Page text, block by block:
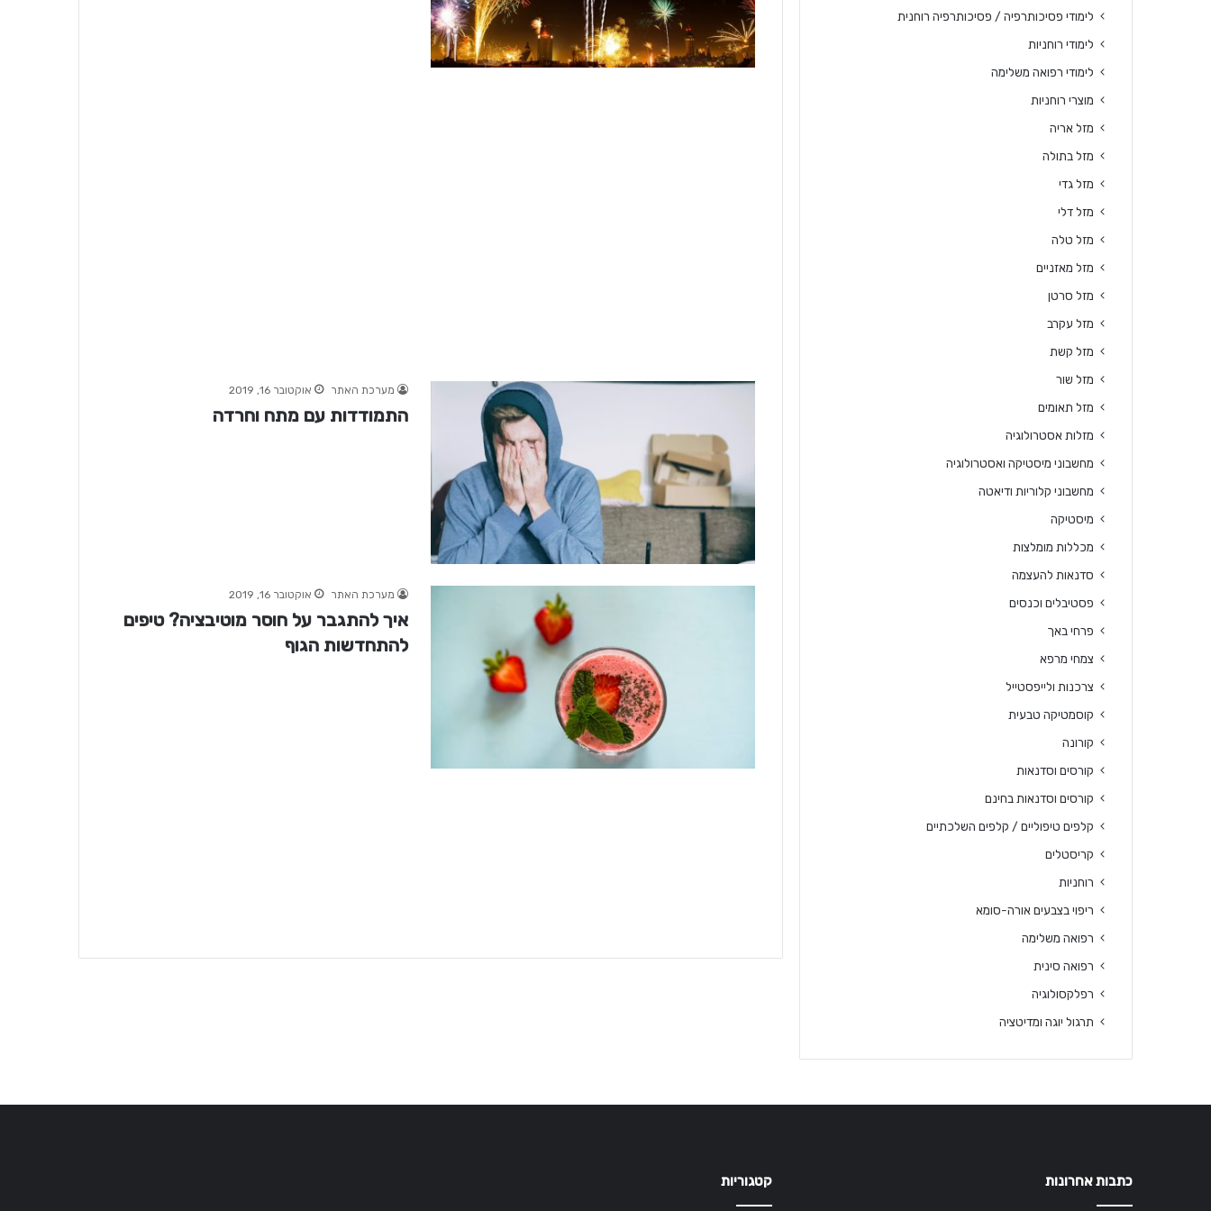
מערכת האתר אוקטובר 16, 2019
התמודדות עם מתח וחרדה
מערכת האתר אוקטובר 16, 2019
איך להתגבר על חוסר מוטיבציה? טיפים
להתחדשות הגוף
לימודי פסיכותרפיה / פסיכותרפיה רוחנית
לימודי רוחניות
לימודי רפואה משלימה
מוצרי רוחניות
מזל אריה
מזל בתולה
מזל גדי
מזל דלי
מזל טלה
מזל מאזניים
מזל סרטן
מזל עקרב
מזל קשת
מזל שור
מזל תאומים
מזלות אסטרולוגיה
מחשבוני מיסטיקה ואסטרולוגיה
מחשבוני קלוריות ודיאטה
מיסטיקה
מכללות מומלצות
סדנאות להעצמה
פסטיבלים וכנסים
פרחי באך
צמחי מרפא
צרכנות ולייפסטייל
קוסמטיקה טבעית
קורונה
קורסים וסדנאות
קורסים וסדנאות בחינם
קלפים טיפוליים / קלפים השלכתיים
קריסטלים
רוחניות
ריפוי בצבעים אורה-סומא
רפואה משלימה
רפואה סינית
רפלקסולוגיה
תרגול יוגה ומדיטציה
כתבות אחרונות קטגוריות